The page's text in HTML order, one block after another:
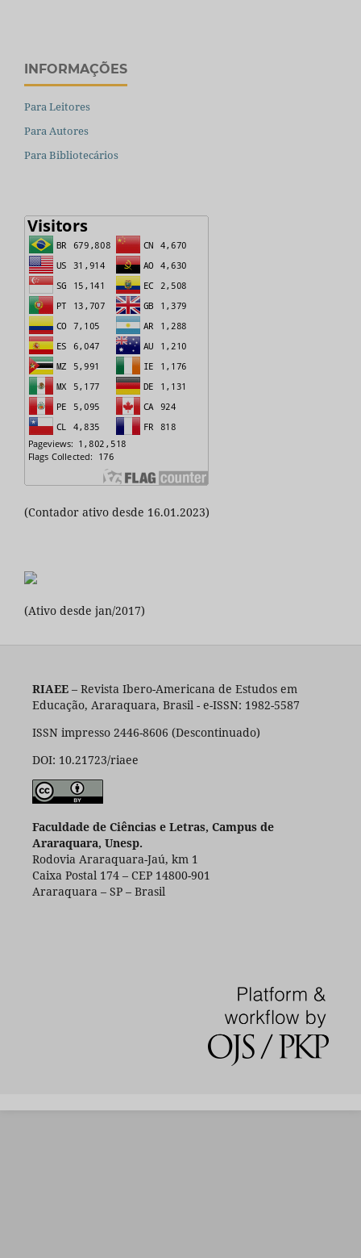
INFORMAÇÕES
Para Leitores
Para Autores
Para Bibliotecários
(Contador ativo desde 16.01.2023)
(Ativo desde jan/2017)
RIAEE– Revista Ibero-Americana de Estudos em
Educação, Araraquara, Brasil - e-ISSN: 1982-5587
ISSN impresso 2446-8606 (Descontinuado)
DOI: 10.21723/riaee
Faculdade de Ciências e Letras, Campus de
Araraquara, Unesp.
Rodovia Araraquara-Jaú, km 1
Caixa Postal 174 – CEP 14800-901
Araraquara – SP – Brasil